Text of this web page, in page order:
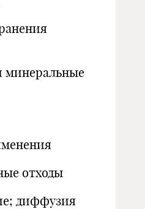
минеральные
отходы
диффузия